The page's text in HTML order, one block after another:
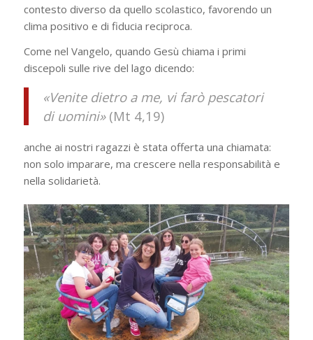
contesto diverso da quello scolastico, favorendo un
clima positivo e di fiducia reciproca.
Come nel Vangelo, quando Gesù chiama i primi
discepoli sulle rive del lago dicendo:
«Venite dietro a me, vi farò pescatori
di uomini»(Mt 4,19)
anche ai nostri ragazzi è stata offerta una chiamata:
non solo imparare, ma crescere nella responsabilità e
nella solidarietà.